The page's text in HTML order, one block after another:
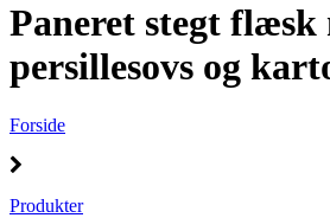
Paneret stegt flæsk
persillesovs og
Forside
Produkter